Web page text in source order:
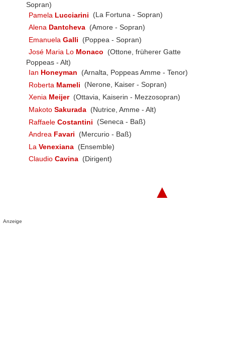
Sopran)
Pamela Lucciarini
(La Fortuna - Sopran)
Alena Dantcheva (Amore - Sopran)
Emanuela Galli
(Poppea - Sopran)
José Maria Lo Monaco
(Ottone, früherer Gatte
Poppeas - Alt)
Ian Honeyman
(Arnalta, Poppeas Amme - Tenor)
Roberta Mameli
(Nerone, Kaiser - Sopran)
Xenia Meijer (Ottavia, Kaiserin - Mezzosopran)
Makoto Sakurada (Nutrice, Amme - Alt)
Raffaele Costantini
(Seneca - Baß)
Andrea Favari
(Mercurio - Baß)
La Venexiana (Ensemble)
Claudio Cavina (Dirigent)
▲
Anzeige